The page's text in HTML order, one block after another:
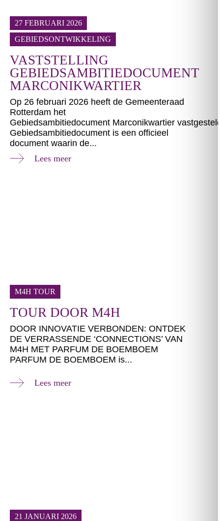
27 FEBRUARI 2026
GEBIEDSONTWIKKELING
VASTSTELLING
GEBIEDSAMBITIEDOCUMENT
MARCONIKWARTIER
Op 26 februari 2026 heeft de Gemeenteraad
Rotterdam het
Gebiedsambitiedocument Marconikwartier
Gebiedsambitiedocument is een officieel
document waarin de...
Lees meer
M4H TOUR
TOUR DOOR M4H
DOOR INNOVATIE VERBONDEN: ONTDEK
DE VERRASSENDE ‘CONNECTIONS’ VAN
M4H MET PARFUM DE BOEMBOEM
PARFUM DE BOEMBOEM is...
Lees meer
21 JANUARI 2026